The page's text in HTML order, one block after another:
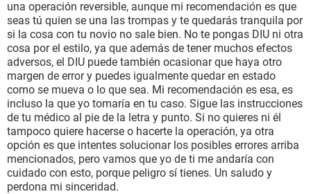
una operación reversible, aunque mi recomendación es que
seas tú quien se una las trompas y te quedarás tranquila por
si la cosa con tu novio no sale bien. No te pongas DIU ni otra
cosa por el estilo, ya que además de tener muchos efectos
adversos, el DIU puede también ocasionar que haya otro
margen de error y puedes igualmente quedar en estado
como se mueva o lo que sea. Mi recomendación es esa, es
incluso la que yo tomaría en tu caso. Sigue las instrucciones
de tu médico al pie de la letra y punto. Si no quieres ni él
tampoco quiere hacerse o hacerte la operación, ya otra
opción es que intentes solucionar los posibles errores arriba
mencionados, pero vamos que yo de ti me andaría con
cuidado con esto, porque peligro sí tienes. Un saludo y
perdona mi sinceridad.